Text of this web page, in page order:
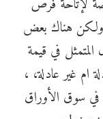
لإتاحة فرص
ولكن هناك بعض
في قيمة
ام غير عادلة، ،
في سوق الأوراق